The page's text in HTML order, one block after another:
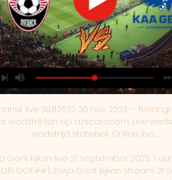
Europa Conference League. 12:00. Zorya. Gent. Paramount+, ViX. Sep 24, 2023Pro League. 10:15. AS Eupen. Sep 27, 2023Pro League. 11:... Hij scoort altijd en overal, of het nu bij Maccabi, PSV, in China of bij de nationale ploeg is. Zahavi is met 33 treffers topschutter aller tijden voor Israël. Eentje om te omcirkelen, Hein. Zorya Luhansk (Oekraïne) Een Braziliaan, een Serviër en een Panamees. Meer exotisch bloed schiet er niet over bij Zorya. Het is één van de minder erg, maar even duidelijke gevolgen van de vermaledijde oorlog met Rusland. Het zorgt er ook voor dat Gent een beetje minder ver moet reizen. Om begrijpelijke redenen werkt Zorya haar thuispartijen niet langer in eigen land af, maar wijkt het uit naar Polen. 

LIVE ZORYA LUHANSK-AA GENT. Gift Orban ontbreekt bij 37 minuten geleden — LIVE ZORYA LUHANSK-AA GENT. Gift Orban ontbreekt bij Buffalo's, Gerkens en Fadiga komen in de ploeg ; Guerrero, spits van Zorya Luhansk. © ...

71 keer in thuiswedstrijden en KAA Gent 2. 55 keer in uitwedstrijden. KAA Gent's optreden in de laatste 5 wedstrijden is beter dan dat van FC Zorya Lugansk. KAA Gent wint 18% van hun uitwedstrijden waarin ze op een 1-0 achterstand komen. Er prijken zelfs twee Champions Leagues in de trofeeënkast, weliswaar de Aziatische variant. Die behaalde Maccabi lang voor de Israëlische ploegen toetraden tot het Europese systeem. In eigen land wil het de laatste jaren nét niet lukken. Drie jaar terug eindigde het als runner-up, de voorbije twee maal geraakte de club niet verder dan stek drie. Die positie heeft Maccabi wel tot in de Conference League gebracht. 

Group stageTime: 14:30 hours CET Number of clubs involved: 32 Number of matches: 96 (16 matches per matchday, i. e. 2 matches per group, on 6 matchdays in total)Matchdays: 21 September 2023, 5 October 2023, 26 October 2023, 9 November 2023, 30 November 2023, 14 December 2023Kick-off times: 16:30, 18:45 or 21:00 CETFull draw procedurePurpose and conditions of the drawThe purpose of the group stage draw is to divide the 32 clubs into 8 groups of 4 teams. Uitslag Zorya Lugansk KAA Gent LIVE: Europa Conference League (voetbal)FC Zorya Lugansk scoort gemiddeld 1. 

be volg live radio: - wielrennenWegrit elite mannenEK wielrennentv:13:30vrt 1site/app:12:15sporza. be volg live 13:30sporza. programmagidselektronische programma gidsvandaagsport/programmawedstrijdtvsite/appradiowielrennenMixed team relay EK wielrennentv:15:30vrt 1site/app:15:30sporza. be kijk live play smallradio: - wielrennenOmloop het Houtland samenvatting tv:17:30vrt 1site/app: - radio: - voetbalKRC Genk - FiorentinaConference Leaguetv: - site/app:18:45sporza. be volg live radio:18:30radio 1 luister livevoetbalClub Brugge - Besiktas Conference League tv:20:35vrt canvassite/app:20:35sporza. be kijk live play smallradio:18:30radio 1 luister livevoetbalZorja Loegansk - KAA GentConference Leaguetv: - site/app:21:00sporza. be volg live radio:18:30radio 1 luister livevoetbalUnion - ToulouseEuropa Leaguetv: - site/app:18:45sporza. 

If the team drawn has three options available, from E to G for example, it will be automatically allocated to Group E. If the team drawn has two options available, C or H for example, it will be automatically allocated to Group C, and so on. Uitslag Zorya Lugansk KAA Gent LIVE Wat doe je in afwachting van de livescore Zorya Lugansk - KAA Gent? Tot het begin van de wedstrijd kun je de odds van de wedstrijd en de voorspellingen bekijken... 

Zorya Luhansk - Gent live uitslagen, H2H en opstellingen 8 uur geleden — Zorya Luhansk Gent live uitslagen (en gratis live stream internet kijken), wedstrijdprogramma en resultaten start op 21 sep 2023 om 19:00 GMT in ...

(Livestream) Zorja Gent kijken live 21.09.2023 Gent. Sep 21 15 uur geleden — (Livestream) Zorja Gent kijken live 21.09.2023 Gent. Sep 21, 2023UEFA Europa Conference League. 12:00. Zorya. Gent. Paramount+, ViX.

be volg live radio:13:00radio 1 luister livevoetbalKAA Gent - EupenJupiler Pro Leaguetv: - site/app:19:15sporza. be volg live radio:18:00radio 1 luister livevoetbalAnderlecht - Club BruggeJupiler Pro Leaguetv: - site/app:18:30sporza. De poule van Gent: groepwinst moet de ambitie zijn, ondanks verre vluchtenKAA Gent weet wat haar te wachten staat in de groepsfase van de Conference League. Het lot lijkt het eerste reekshoofd gunstig gezind, al zullen Hein Vanhaezebrouck en zijn troepen wel lang op het vliegtuig moeten zitten. VoetbalPrimeur. be giet de Gentse tegenstand in een overzichtje. Maccabi Tel Aviv (Israël)Een prachtige city trip, dat zeker, maar Tel Aviv huisvest ook één van de betere Israëlische topelftallen. Het lokale Maccabi kroonde zich liefst negentien keer tot landskampioen. Union-Toulouse, of het duel der datadelvers 9 minuten geleden — kijken. 

daarom hoort AA Gent te winnen van Zorya Luhansk 2 uur geleden — AA Gent vat de groepsfase aan tegen het Oekraïense Zorya Luhansk… in Polen. En dat is slechts één van de redenen waarom de Buffalo's meteen...